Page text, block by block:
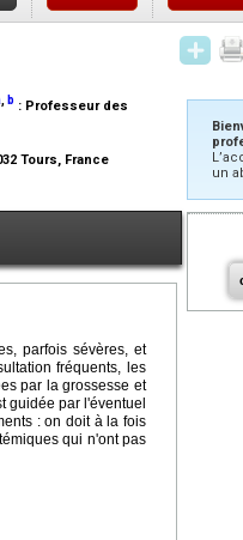
, b : Professeur des
Tours, France
parfois sévères, et
fréquents, les
par la grossesse et
guidée par l'éventuel
: on doit à la fois
qui n'ont pas
un